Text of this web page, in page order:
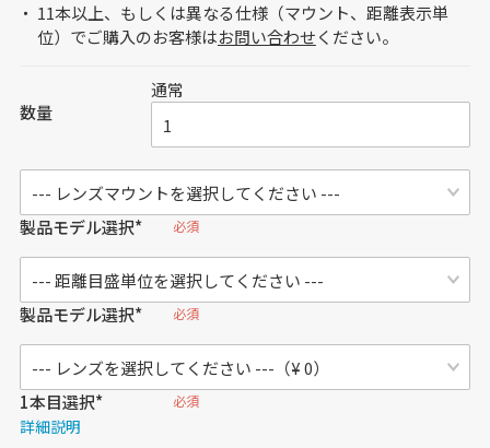
11本以上、もしくは異なる仕様（マウント、距離表示単
位）でご購入のお客様はお問い合わせください。
数量
通常
製品モデル選択* 必須
製品モデル選択* 必須
1本目選択* 必須
詳細説明